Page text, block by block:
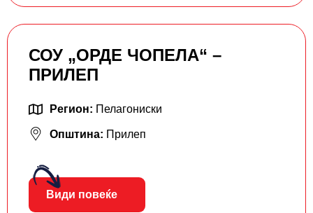
СОУ „ОРДЕ ЧОПЕЛА“ –
ПРИЛЕП
Регион: Пелагониски
Општина: Прилеп
Види повеќе